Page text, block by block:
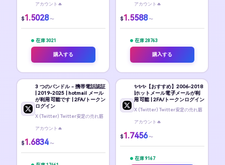
アカウント🔥
$1.5028 〜
在庫 3021
購入する
アカウント🔥
$1.5588 〜
在庫 28763
購入する
3 つのバンドル - 携帯電話認証
| 2019-2025 | hotmail メール
が利用可能です | 2FA/トークン
ログイン
X (Twitter) Twitter安定の売れ筋
アカウント🔥
$1.6834 〜
✨️✨️✨️【おすすめ】2006-2018
|ホットメール電子メールが利
用可能 | 2FA/トークンログイン
X (Twitter) Twitter安定の売れ筋
アカウント🔥
$1.7456 〜
在庫 9167